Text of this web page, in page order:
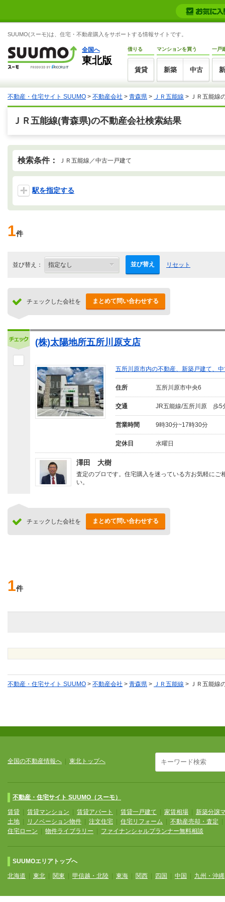
SUUMO(スーモ)は、住宅・不動産購入をサポートする情報サイトです。
全国へ
東北版
借りる
賃貸
マンションを買う
新築 中古
一戸
不動産・住宅サイト SUUMO > 不動産会社 > 青森県 > ＪＲ五能線 > ＪＲ五能線
ＪＲ五能線(青森県)の不動産会社検索結果
検索条件： ＪＲ五能線／中古一戸建て
駅を指定する
1件
並び替え： 並び替え リセット
チェックした会社を まとめて問い合わせする
(株)太陽地所五所川原支店
五所川原市内の不動産、新築戸建て、
住所 五所川原市中央6
交通 JR五能線/五所川原 歩5
営業時間 9時30分~17時30分
定休日 水曜日
澤田 大樹
査定のプロです。住宅購入を迷っている方お気軽にご
い。
チェックした会社を まとめて問い合わせする
1件
不動産・住宅サイト SUUMO > 不動産会社 > 青森県 > ＪＲ五能線 > ＪＲ五能線
全国の不動産情報へ 東北トップへ
不動産・住宅サイト SUUMO（スーモ）
賃貸 賃貸マンション 賃貸アパート 賃貸一戸建て 家賃相場
新築分譲
土地
リノベーション物件 注文住宅 住宅リフォーム 不動産売却・査定
住宅ローン
物件ライブラリー ファイナンシャルプランナー無料相談
SUUMOエリアトップへ
北海道 東北 関東 甲信越・北陸 東海 関西 四国 中国 九州・沖縄